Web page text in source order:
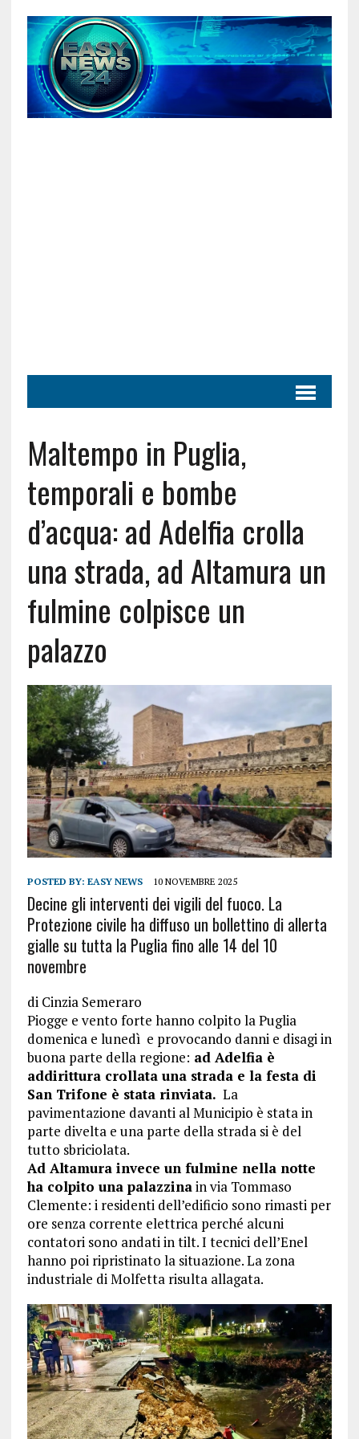
Maltempo in Puglia,
temporali e bombe
d’acqua: ad Adelfia crolla
una strada, ad Altamura un
fulmine colpisce un
palazzo
POSTED BY: EASY NEWS 10 NOVEMBRE 2025
Decine gli interventi dei vigili del fuoco. La
Protezione civile ha diffuso un bollettino di allerta
gialle su tutta la Puglia fino alle 14 del 10
novembre
di Cinzia Semeraro
Piogge e vento forte hanno colpito la Puglia
domenica e lunedì e provocando danni e disagi in
buona parte della regione: ad Adelfia è
addirittura crollata una strada e la festa di
San Trifone è stata rinviata. La
pavimentazione davanti al Municipio è stata in
parte divelta e una parte della strada si è del
tutto sbriciolata.
Ad Altamura invece un fulmine nella notte
ha colpito una palazzinain via Tommaso
Clemente: i residenti dell’edificio sono rimasti per
ore senza corrente elettrica perché alcuni
contatori sono andati in tilt. I tecnici dell’Enel
hanno poi ripristinato la situazione. La zona
industriale di Molfetta risulta allagata.